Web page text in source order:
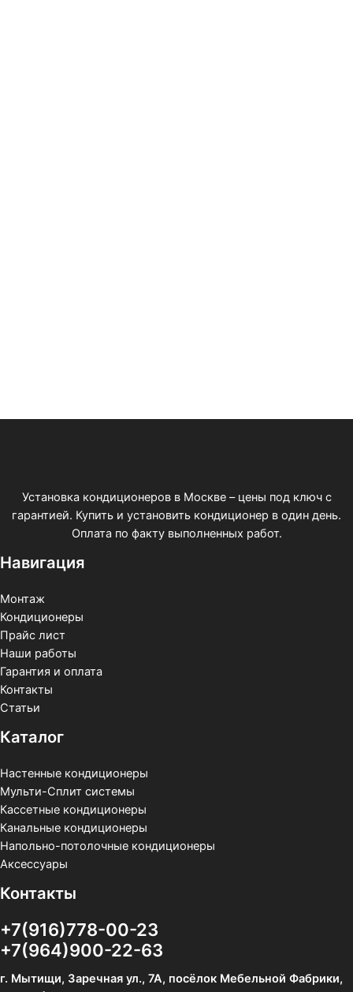
Установка кондиционеров в Москве – цены под ключ с
гарантией. Купить и установить кондиционер в один день.
Оплата по факту выполненных работ.
Навигация
Монтаж
Кондиционеры
Прайс лист
Наши работы
Гарантия и оплата
Контакты
Статьи
Каталог
Настенные кондиционеры
Мульти-Сплит системы
Кассетные кондиционеры
Канальные кондиционеры
Напольно-потолочные кондиционеры
Аксессуары
Контакты
+7(916)778-00-23
+7(964)900-22-63
г. Мытищи, Заречная ул., 7А, посёлок Мебельной Фабрики,